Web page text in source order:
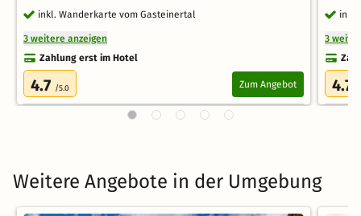
inkl. Wanderkarte vom Gasteinertal
3 weitere anzeigen
Zahlung erst im Hotel
4.7 /5.0 Zum Angebot
inkl.
3
4.7
Weitere Angebote in der Umgebung